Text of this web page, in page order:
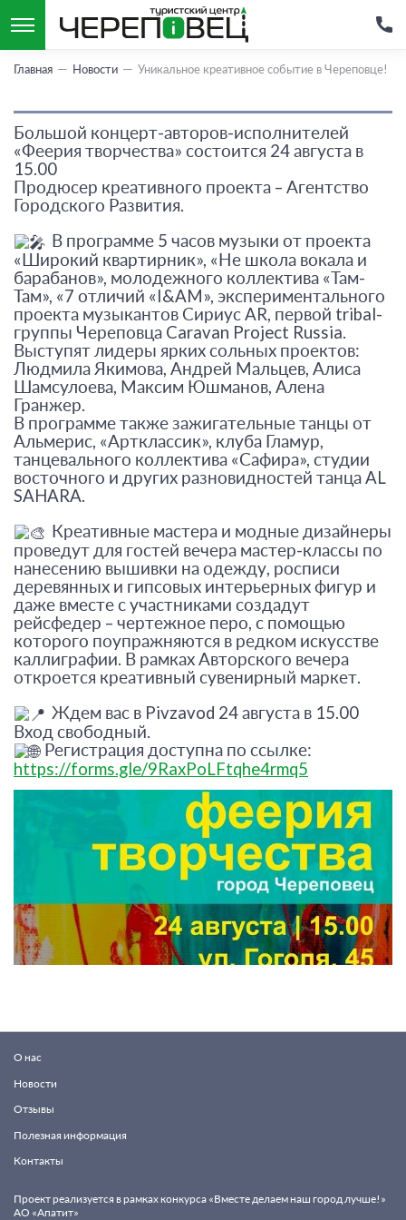
Главная Новости Уникальное креативное событие в Череповце!
Большой концерт-авторов-исполнителей
«Феерия творчества» состоится 24 августа в
15.00
Продюсер креативного проекта – Агентство
Городского Развития.
В программе 5 часов музыки от проекта
«Широкий квартирник», «Не школа вокала и
барабанов», молодежного коллектива «Там-
Там», «7 отличий «I&AM», экспериментального
проекта музыкантов Сириус AR, первой tribal-
группы Череповца Caravan Project Russia.
Выступят лидеры ярких сольных проектов:
Людмила Якимова, Андрей Мальцев, Алиса
Шамсулоева, Максим Юшманов, Алена
Гранжер.
В программе также зажигательные танцы от
Альмерис, «Артклассик», клуба Гламур,
танцевального коллектива «Сафира», студии
восточного и других разновидностей танца AL
SAHARA.
Креативные мастера и модные дизайнеры
проведут для гостей вечера мастер-классы по
нанесению вышивки на одежду, росписи
деревянных и гипсовых интерьерных фигур и
даже вместе с участниками создадут
рейсфедер – чертежное перо, с помощью
которого поупражняются в редком искусстве
каллиграфии. В рамках Авторского вечера
откроется креативный сувенирный маркет.
Ждем вас в Pivzavod 24 августа в 15.00
Вход свободный.
Регистрация доступна по ссылке:
https://forms.gle/9RaxPoLFtqhe4rmq5
О нас
Новости
Отзывы
Полезная информация
Контакты
Проект реализуется в рамках конкурса «Вместе делаем наш город лучше!»
АО «Апатит»